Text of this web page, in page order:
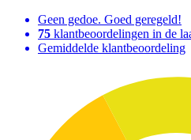
Geen gedoe. Goed geregeld!
75 klantbeoordelingen in de
Gemiddelde klantbeoordeling